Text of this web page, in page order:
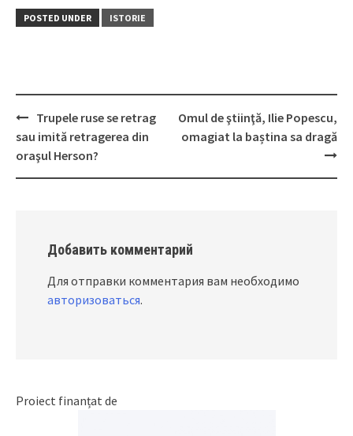
POSTED UNDER ISTORIE
Post
navigation
Trupele ruse se retrag
sau imită retragerea din
oraşul Herson?
Omul de ştiinţă, Ilie Popescu,
omagiat la baștina sa dragă
Добавить комментарий
Для отправки комментария вам необходимо
авторизоваться.
Proiect finanțat de